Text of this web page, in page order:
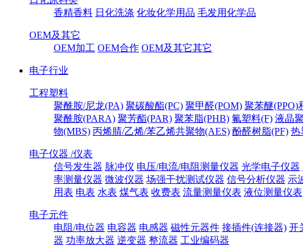
香精香料 日化洗涤 化妆化学用品 毛发用化学品
OEM及其它
OEM加工 OEM合作 OEM及其它其它
电子行业
工程塑料
聚酰胺/尼龙(PA) 聚碳酸酯(PC) 聚甲醛(POM) 聚苯醚(PPO)
聚酰胺(PARA) 聚芳酯(PAR) 聚苯脂(PHB) 氟塑料(F) 液晶
物(MBS) 丙烯腈/乙烯/苯乙烯共聚物(AES) 酚醛树脂(PF) 热
电子仪器 /仪表
信号发生器 脉冲仪 电压/电流/电阻测量仪器 光学电子仪器
率测量仪器 微波仪器 场强干扰测试仪器 信号分析仪器 示
用表 电表 水表 煤气表 收费表 流量测量仪表 液位测量仪表
电子元件
电阻/电位器 电容器 电感器 磁性元器件 接插件(连接器) 开
器 功率放大器 逆变器 整流器 工业编码器